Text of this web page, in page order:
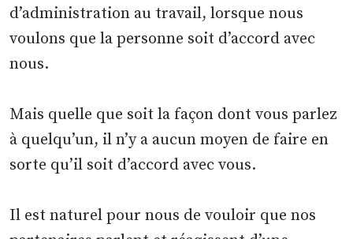
d’administration au travail, lorsque nous
voulons que la personne soit d’accord avec
nous.
Mais quelle que soit la façon dont vous parlez
à quelqu’un, il n’y a aucun moyen de faire en
sorte qu’il soit d’accord avec vous.
Il est naturel pour nous de vouloir que nos